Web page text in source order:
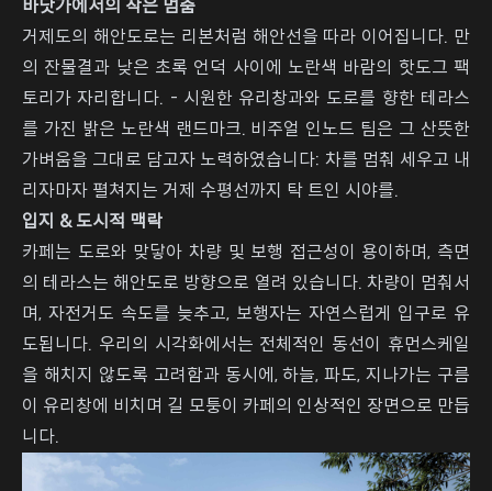
바닷가에서의 작은 멈춤
거제도의 해안도로는 리본처럼 해안선을 따라 이어집니다. 만
의 잔물결과 낮은 초록 언덕 사이에 노란색 바람의 핫도그 팩
토리가 자리합니다. - 시원한 유리창과와 도로를 향한 테라스
를 가진 밝은 노란색 랜드마크. 비주얼 인노드 팀은 그 산뜻한
가벼움을 그대로 담고자 노력하였습니다: 차를 멈춰 세우고 내
리자마자 펼쳐지는 거제 수평선까지 탁 트인 시야를.
입지 & 도시적 맥락
카페는 도로와 맞닿아 차량 및 보행 접근성이 용이하며, 측면
의 테라스는 해안도로 방향으로 열려 있습니다. 차량이 멈춰서
며, 자전거도 속도를 늦추고, 보행자는 자연스럽게 입구로 유
도됩니다. 우리의 시각화에서는 전체적인 동선이 휴먼스케일
을 해치지 않도록 고려함과 동시에, 하늘, 파도, 지나가는 구름
이 유리창에 비치며 길 모퉁이 카페의 인상적인 장면으로 만듭
니다.